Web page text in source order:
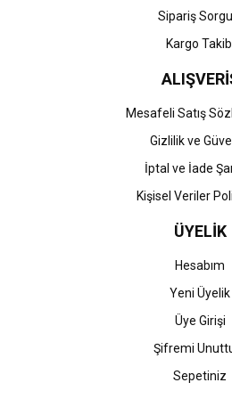
Gönder
Sipariş
Kargo
Mesafeli Satış
Gizlilik ve
İptal ve İade
Kişisel Veriler
ÜYELİK
Hesabım
Yeni Üyelik
Üye Girişi
Şifremi
Sepetiniz